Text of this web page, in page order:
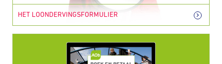
HET LOONDERVINGSFORMULIER